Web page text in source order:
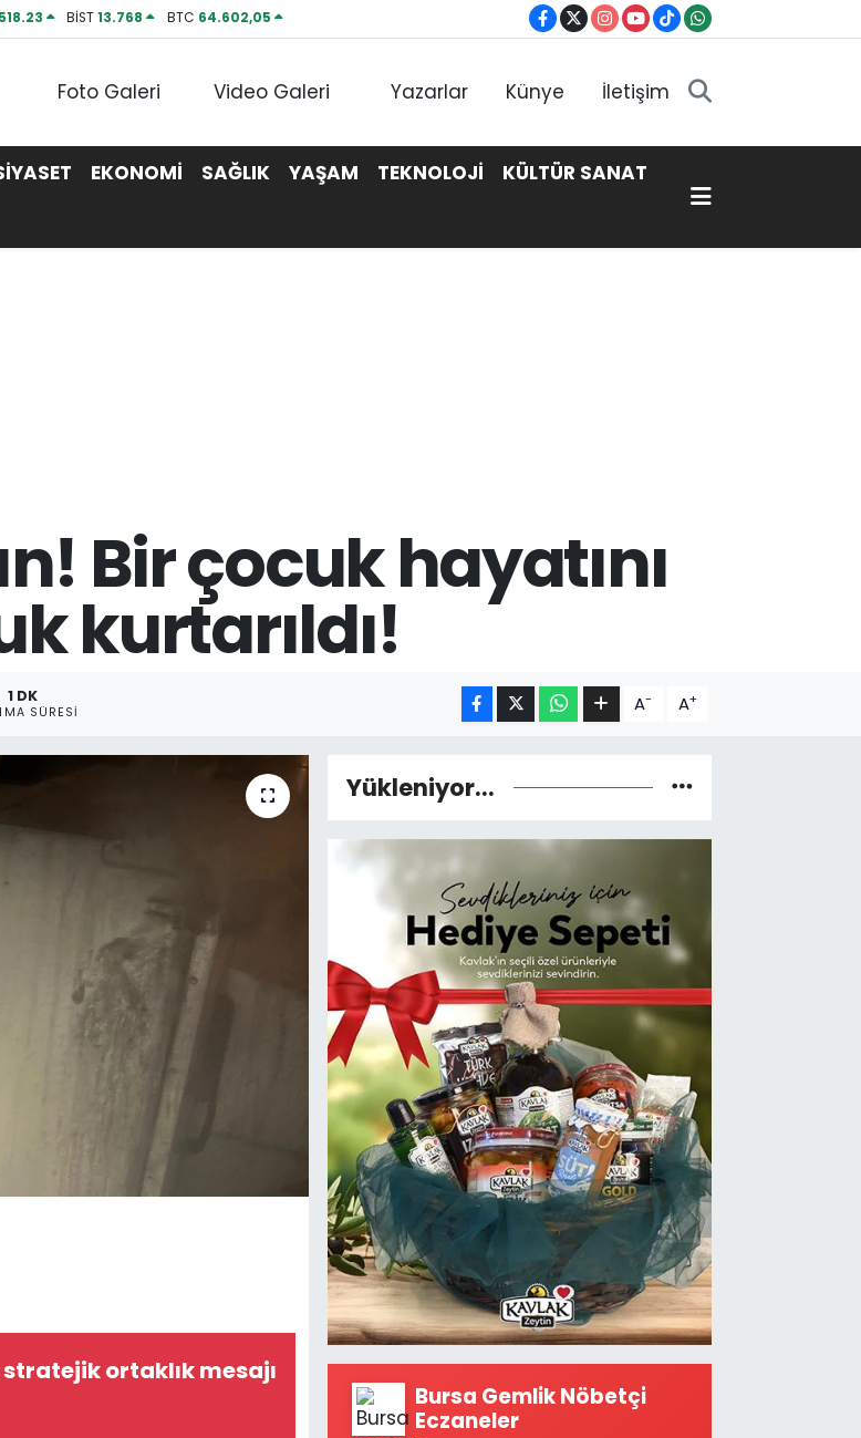
BİST13.768 BTC 64.602,05
Foto Galeri Video Galeri Yazarlar Künye İletişim
EKONOMİ SAĞLIK YAŞAM TEKNOLOJİ
KÜLTÜR SANAT
Bir çocuk hayatını
kurtarıldı!
1 DK
SÜRESI A- A+
ortaklık mesajı
Yükleniyor...
Bursa Gemlik Nöbetçi
Eczaneler